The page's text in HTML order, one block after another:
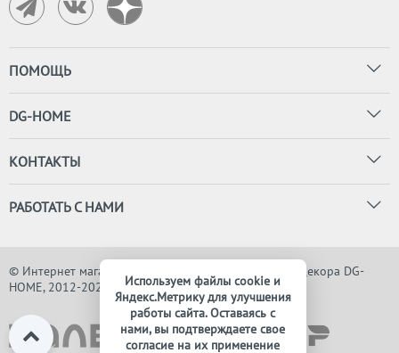
ПОМОЩЬ
DG-HOME
КОНТАКТЫ
РАБОТАТЬ С НАМИ
© Интернет магазин дизайнерской мебели, света и декора DG-
HOME, 2012-2026. Все права защищены
Используем файлы cookie и
Яндекс.Метрику для улучшения
работы сайта. Оставаясь с
нами, вы подтверждаете свое
согласие на их применение